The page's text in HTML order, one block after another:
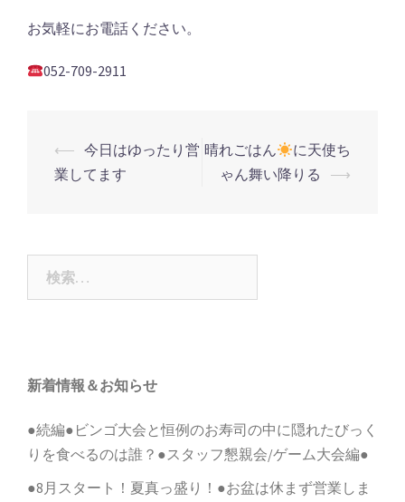
お気軽にお電話ください。
052-709-2911
投
稿
ゲ
ー
⟵ 今日はゆったり営
業してます
晴れごはん
に天使ち
ゃん舞い降りる
⟶
新着情報＆お知らせ
●続編●ビンゴ大会と恒例のお寿司の中に隠れたびっく
りを食べるのは誰？●スタッフ懇親会/ゲーム大会編●
●8月スタート！夏真っ盛り！●お盆は休まず営業しま